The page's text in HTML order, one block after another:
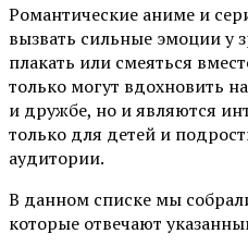
Романтические аниме и
вызвать сильные эмоции у
плакать или смеяться
только могут вдохновить
и дружбе, но и являются
только для детей и
аудитории.
В данном списке мы
которые отвечают